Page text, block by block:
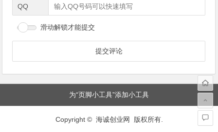
QQ
滑动解锁才能提交
为“页脚小工具”添加小工具
Copyright © 海诚创业网 版权所有.